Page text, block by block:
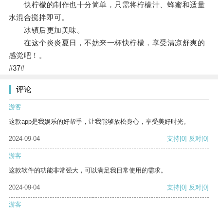
快柠檬的制作也十分简单，只需将柠檬汁、蜂蜜和适量
水混合搅拌即可。
冰镇后更加美味。
在这个炎炎夏日，不妨来一杯快柠檬，享受清凉舒爽的
感觉吧！。
#37#
评论
游客
这款app是我娱乐的好帮手，让我能够放松身心，享受美好时光。
2024-09-04 支持[0] 反对[0]
游客
这款软件的功能非常强大，可以满足我日常使用的需求。
2024-09-04 支持[0] 反对[0]
游客